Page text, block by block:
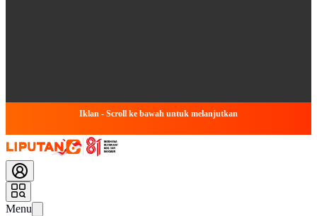
Iklan - Scroll ke bawah untuk melanjutkan
Menu